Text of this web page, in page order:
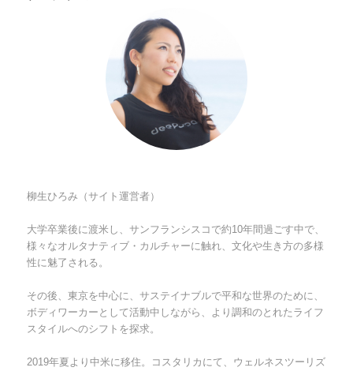
柳生ひろみ（サイト運営者）
大学卒業後に渡米し、サンフランシスコで約10年間過ごす中で、
様々なオルタナティブ・カルチャーに触れ、文化や生き方の多様
性に魅了される。
その後、東京を中心に、サステイナブルで平和な世界のために、
ボディワーカーとして活動中しながら、より調和のとれたライフ
スタイルへのシフトを探求。
2019年夏より中米に移住。コスタリカにて、ウェルネスツーリズ